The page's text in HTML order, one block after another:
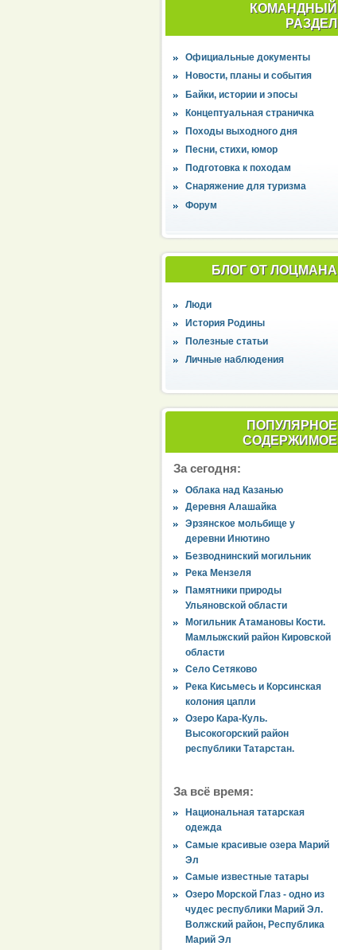
КОМАНДНЫЙ
РАЗДЕЛ
Официальные документы
Новости, планы и события
Байки, истории и эпосы
Концептуальная страничка
Походы выходного дня
Песни, стихи, юмор
Подготовка к походам
Снаряжение для туризма
Форум
БЛОГ ОТ ЛОЦМАНА
Люди
История Родины
Полезные статьи
Личные наблюдения
ПОПУЛЯРНОЕ
СОДЕРЖИМОЕ
За сегодня:
Облака над Казанью
Деревня Алашайка
Эрзянское мольбище у
деревни Инютино
Безводнинский могильник
Река Мензеля
Памятники природы
Ульяновской области
Могильник Атамановы Кости.
Мамлыжский район Кировской
области
Село Сетяково
Река Кисьмесь и Корсинская
колония цапли
Озеро Кара-Куль.
Высокогорский район
республики Татарстан.
За всё время:
Национальная татарская
одежда
Самые красивые озера Марий
Эл
Самые известные татары
Озеро Морской Глаз - одно из
чудес республики Марий Эл.
Волжский район, Республика
Марий Эл